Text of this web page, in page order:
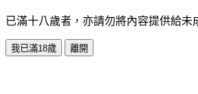
已滿十八歲者，亦請勿將內容提供給未
我已滿18歲 離開